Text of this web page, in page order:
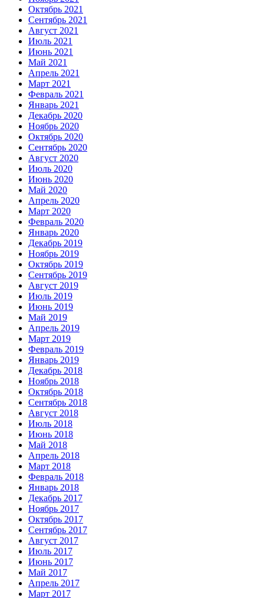
Октябрь 2021
Сентябрь 2021
Август 2021
Июль 2021
Июнь 2021
Май 2021
Апрель 2021
Март 2021
Февраль 2021
Январь 2021
Декабрь 2020
Ноябрь 2020
Октябрь 2020
Сентябрь 2020
Август 2020
Июль 2020
Июнь 2020
Май 2020
Апрель 2020
Март 2020
Февраль 2020
Январь 2020
Декабрь 2019
Ноябрь 2019
Октябрь 2019
Сентябрь 2019
Август 2019
Июль 2019
Июнь 2019
Май 2019
Апрель 2019
Март 2019
Февраль 2019
Январь 2019
Декабрь 2018
Ноябрь 2018
Октябрь 2018
Сентябрь 2018
Август 2018
Июль 2018
Июнь 2018
Май 2018
Апрель 2018
Март 2018
Февраль 2018
Январь 2018
Декабрь 2017
Ноябрь 2017
Октябрь 2017
Сентябрь 2017
Август 2017
Июль 2017
Июнь 2017
Май 2017
Апрель 2017
Март 2017